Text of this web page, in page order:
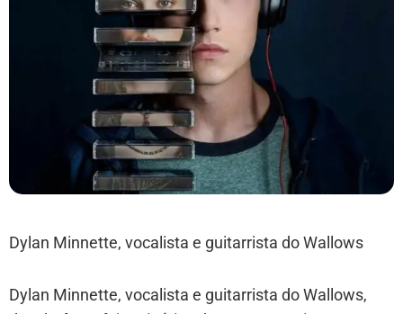
Dylan Minnette, vocalista e guitarrista do Wallows
Dylan Minnette, vocalista e guitarrista do Wallows,